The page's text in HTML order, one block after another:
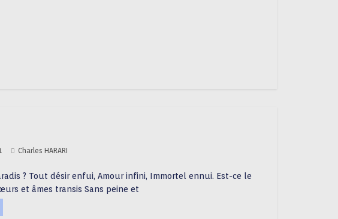
Charles HARARI
? Tout désir enfui, Amour infini, Immortel ennui. Est-ce le
et âmes transis Sans peine et